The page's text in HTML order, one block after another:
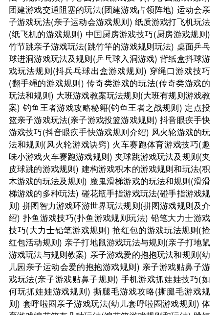
团建游戏交通阻塞的玩法(团建游戏占领阵地) 运动会亲
子游戏玩法(亲子运动会游戏规则) 纸质游戏打飞机玩法
(纸飞机的游戏规则) 中国厨房游戏技巧(厨房游戏规则)
竹节跳亲子游戏玩法(跳竹竿的游戏规则玩法) 桌面乒乓
球进洞游戏玩法及规则(乒乓球入洞游戏) 背纸盒抖球游
戏玩法规则(抖兵乓球出盒游戏规则) 穿绳口游戏技巧
(翻手绳的游戏规则) 传奇类游戏的玩法(传奇类游戏的
玩法和规则) 大班游戏教案玩法规则(大班有规则游戏教
案) 钓鱼王者游戏攻略秘籍(钓鱼王者之战规则) 定点投
篮亲子游戏玩法(亲子游戏投篮游戏规则) 抖音眼疾手快
游戏技巧(抖音眼疾手快游戏规则介绍) 风火轮游戏的玩
法和规则(风火轮游戏诀窍) 火车赛跑体育游戏技巧(趣
味小游戏火车赛跑游戏规则) 夹球跳游戏玩法及规则(夹
皮球跳的游戏规则) 建构游戏积木的游戏规则和玩法(积
木游戏的玩法及规则) 魔鬼滑梯游戏的玩法和规则(滑滑
梯游戏的多种玩法) 碰花瓶手指游戏玩法(碰手指游戏规
则) 拼图智力游戏环游世界玩法规则(拼图游戏规则及介
绍) 扑鱼游戏技巧(扑鱼游戏规则玩法) 铅笔大力士游戏
技巧(大力士铅笔游戏规则) 抢红包的游戏玩法规则(抢
红包活动规则) 亲子打地鼠游戏玩法与规则(亲子打地鼠
游戏玩法与规则教案) 亲子游戏爱的抱抱玩法和规则(幼
儿园亲子运动会爱的抱抱游戏规则) 亲子游戏贴鼻子游
戏玩法(亲子游戏贴鼻子规则) 手机游戏抓娃娃技巧(如
何玩抓娃娃游戏规则) 撕腿毛游戏攻略(撕腿毛游戏规
则) 套呼啦圈亲子游戏玩法(幼儿套呼啦圈游戏规则) 体